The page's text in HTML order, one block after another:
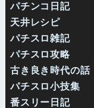
パチンコ日記
天井レシピ
パチスロ雑記
パチスロ攻略
古き良き時代の話
パチスロ小技集
番スリー日記